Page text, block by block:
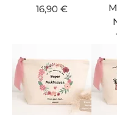
Prix
16,90 €